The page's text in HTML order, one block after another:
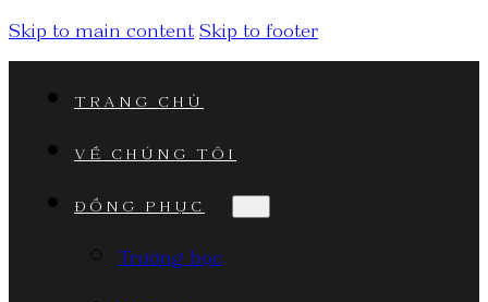
Skip to main contentSkip to footer
TRANG CHỦ
VỀ CHÚNG TÔI
ĐỒNG PHỤC
Trường học